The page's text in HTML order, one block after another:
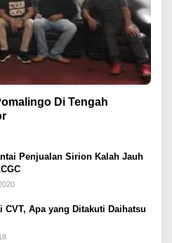
Di Tengah
Penjualan Sirion Kalah Jauh
CVT, Apa yang Ditakuti Daihatsu